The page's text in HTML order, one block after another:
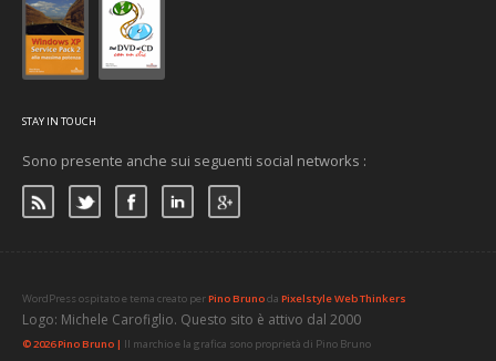
STAY IN TOUCH
Sono presente anche sui seguenti social networks :
WordPress ospitato e tema creato perPino Brunoda Pixelstyle Web Thinkers
Logo: Michele Carofiglio. Questo sito è attivo dal 2000
© 2026 Pino Bruno | Il marchio e la grafica sono proprietà di Pino Bruno